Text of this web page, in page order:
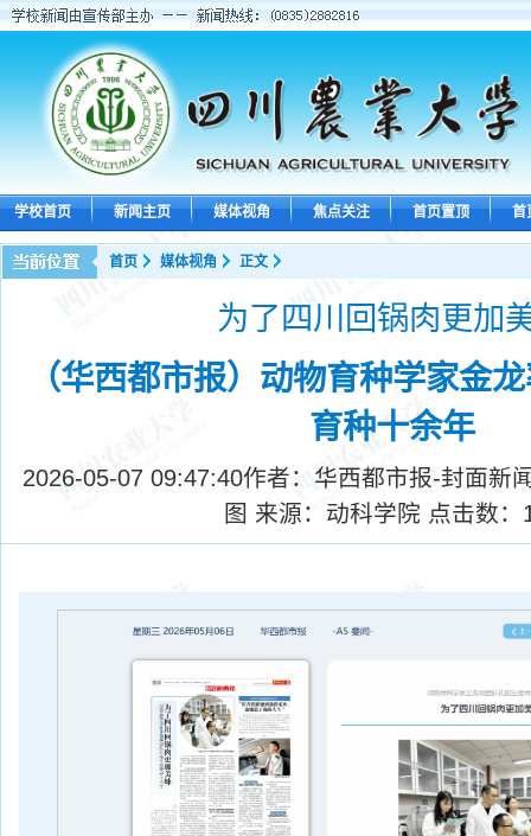
学校首页 新闻主页 媒体视角 焦点关注 首页置顶 首
首页 媒体视角 正文
为了四川回锅肉更加
（华西都市报）动物育种学家金
育种十余年
2026-05-07 09:47:40作者：华西都市报-封面新
图 来源：动科学院 点击数：